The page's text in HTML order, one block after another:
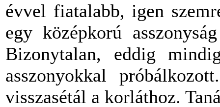
évvel fiatalabb, igen
egy középkorú
Bizonytalan, eddig
asszonyokkal
visszasétál a korláthoz.